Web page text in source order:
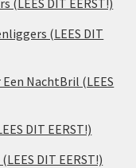
(LEES DIT
NachtBril (LEES
DIT EERST!)
DIT EERST!)